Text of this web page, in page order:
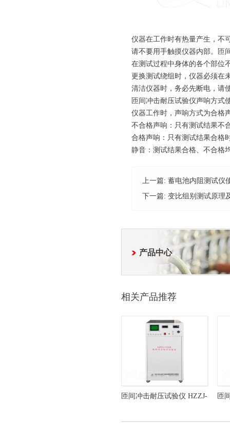
仪器在工作时有热量产生，不
请不要用手触摸仪器内部。
匝
在测试过程中身体的各个部位
更换测试绕组时，仪器必须在
清洁仪器时，务必先断电，请
匝间冲击耐压试验仪声响方式
仪器工作时，声响方式为合格
不合格声响：只有测试结果不
合格声响：只有测试结果合格
静音：测试结果合格、不合格
上一篇: 蓄电池内阻测试仪
下一篇: 变比组别测试原理
产品中心
相关产品推荐
匝间冲击耐压试验仪 HZZJ- 匝